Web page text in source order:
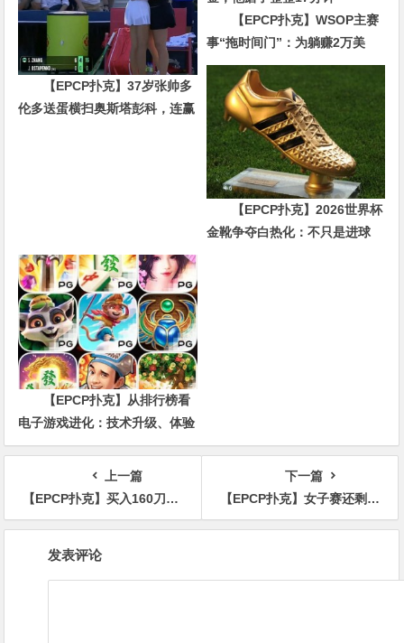
【EPCP扑克】37岁张帅多
伦多送蛋横扫奥斯塔彭科，连赢
【EPCP扑克】WSOP主赛
事“拖时间门”：为躺赚2万美
金，他磨了整整17分钟
【EPCP扑克】2026世界杯
金靴争夺白热化：不只是进球
【EPCP扑克】从排行榜看
电子游戏进化：技术升级、体验
创新与未来趋势
上一篇
【EPCP扑克】买入160刀的线上MTT，他J7o中对J敢在潮湿面抓鸡凭什么？
下一篇
【EPCP扑克】女子赛还剩15人就协议分奖金，是皆大欢喜还是有违竞争？
发表评论